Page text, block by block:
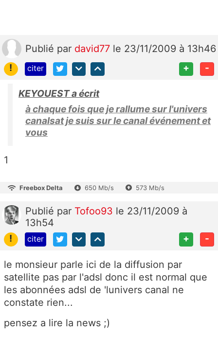
Publié par david77 le 23/11/2009 à 13h46
!
citer + -
KEYOUEST a écrit
à chaque fois que je rallume sur l'univers
canalsat je suis sur le canal événement et
vous
1
Freebox Delta 650 Mb/s 573 Mb/s
Publié par Tofoo93 le 23/11/2009 à
13h54
!
citer + -
le monsieur parle ici de la diffusion par
satellite pas par l'adsl donc il est normal que
les abonnées adsl de 'lunivers canal ne
constate rien...
pensez a lire la news ;)